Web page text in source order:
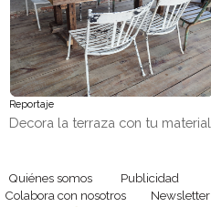
Reportaje
Decora la terraza con tu material
Quiénes somos Publicidad
Colabora con nosotros
Newsletter